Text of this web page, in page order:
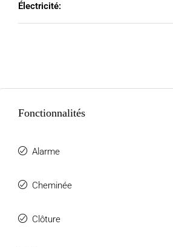
Électricité:
Fonctionnalités
Alarme
Cheminée
Clôture